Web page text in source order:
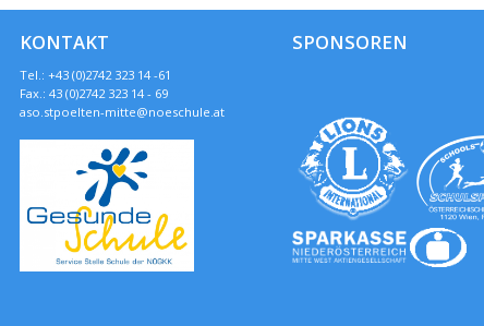
KONTAKT
Tel.: +43 (0)2742 323 14 -61
Fax.: 43 (0)2742 323 14 - 69
aso.stpoelten-mitte@noeschule.at
SPONSOREN